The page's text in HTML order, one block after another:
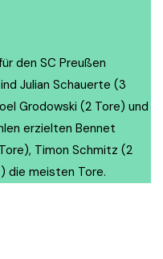
den SC Preußen
Julian Schauerte (3
Grodowski (2 Tore) und
erzielten Bennet
Timon Schmitz (2
die meisten Tore.